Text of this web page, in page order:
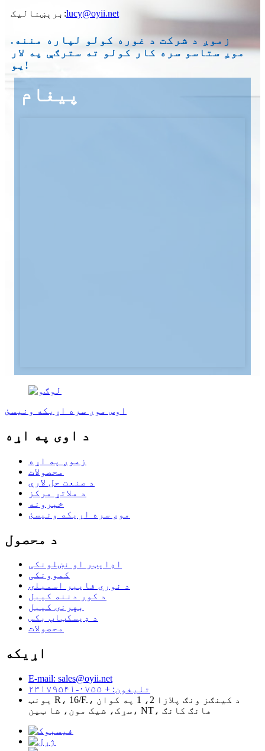
برېښنالیک:lucy@oyii.net
زموږ د شرکت د غوره کولو لپاره مننه.
موږ ستاسو سره کار کولو ته سترګې په لار
یو!
پیغام
اوس موږ سره اړیکه ونیسئ
د اوی په اړه
زموږ په اړه
محصولات
د صنعت حل لارې
د ملاتړ مرکز
خبرونه
موږ سره اړیکه ونیسئ
د محصول
اډاپټر او نښلونکی
کموونکی
د نوري فایبر اسمبلۍ
د کور دننه کیبل
بهرنۍ کیبل
د ډیسکټاپ بکس
محصولات
اړیکه
E-mail: sales@oyii.net
تلیفون: + ۰۷۵۵-۲۳۱۷۹۵۴۱
یونټ R، 16/F.، د کینګز ونګ پلازا 2، 1 په کوان
سړک، شیک مون، شا ټین، NT، هانګ کانګ